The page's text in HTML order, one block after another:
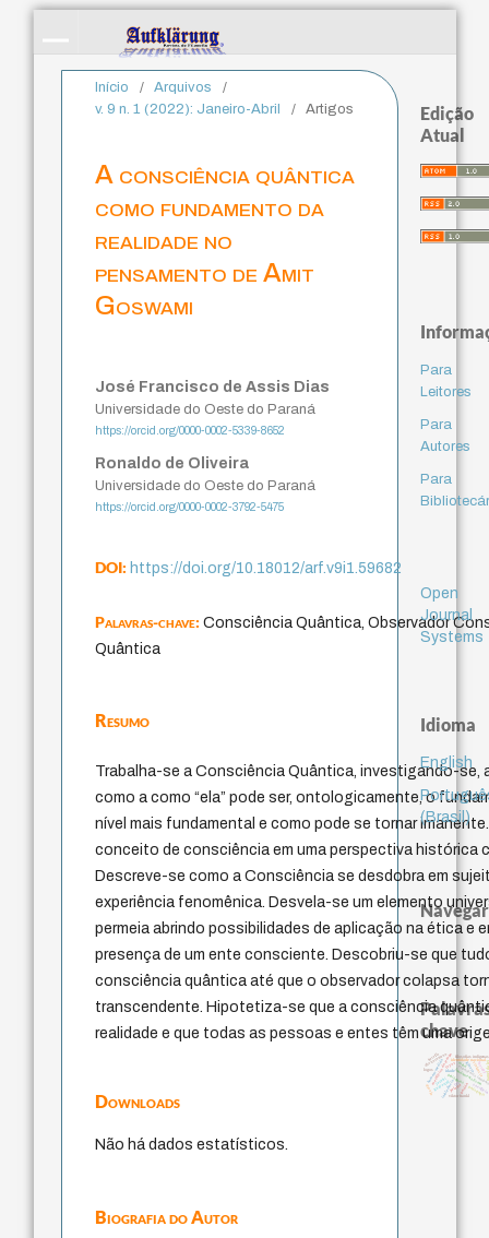
Início / Arquivos
/
v. 9 n. 1 (2022): Janeiro-Abril
/ Artigos
A consciência quântica
como fundamento da
realidade no
pensamento de Amit
Goswami
José Francisco de Assis Dias
Universidade do Oeste do Paraná
https://orcid.org/0000-0002-5339-8652
Ronaldo de Oliveira
Universidade do Oeste do Paraná
https://orcid.org/0000-0002-3792-5475
DOI:https://doi.org/10.18012/arf.v9i1.59682
Palavras-chave:Consciência Quântica, Observador
Quântica
Resumo
Trabalha-se a Consciência Quântica, investigando-se,
como a como “ela” pode ser, ontologicamente, o
nível mais fundamental e como pode se tornar
conceito de consciência em uma perspectiva histórica
Descreve-se como a Consciência se desdobra em
experiência fenomênica. Desvela-se um elemento
permeia abrindo possibilidades de aplicação na ética e
presença de um ente consciente. Descobriu-se que
consciência quântica até que o observador colapsa
transcendente. Hipotetiza-se que a consciência
realidade e que todas as pessoas e entes têm uma
Downloads
Não há dados estatísticos.
Biografia do Autor
Edição
Atual
Para
Leitores
Para
Autores
Para
Open
Journal
Systems
Idioma
English
(Brasil)
Navegar
chave
fundamentalismo
jacobiprotágorasexperiência
metafísica do tempo género
idade
intolerância
identidade nacional
homem-medida
filosofias indígenas
palavraperdón
leyes violencia
guayaquil
logos
direito romano
pedagogia
lei
desejo sacrifício
bataille
mind therapy
viktor frankl